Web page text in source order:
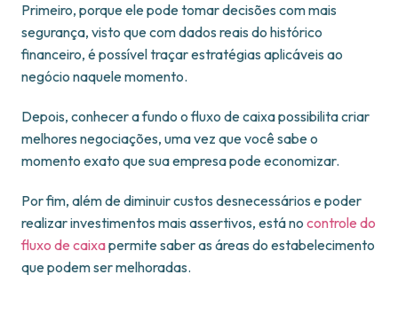
Primeiro, porque ele pode tomar decisões com mais
segurança, visto que com dados reais do histórico
financeiro, é possível traçar estratégias aplicáveis ao
negócio naquele momento.
Depois, conhecer a fundo o fluxo de caixa possibilita criar
melhores negociações, uma vez que você sabe o
momento exato que sua empresa pode economizar.
Por fim, além de diminuir custos desnecessários e poder
realizar investimentos mais assertivos, está no controle do
fluxo de caixapermite saber as áreas do estabelecimento
que podem ser melhoradas.